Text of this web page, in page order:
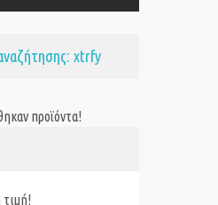
xtrfy
προϊόντα!